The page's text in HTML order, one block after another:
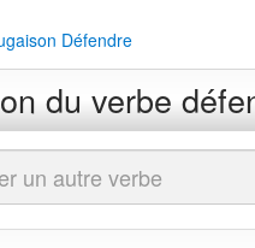
Défendre
du verbe